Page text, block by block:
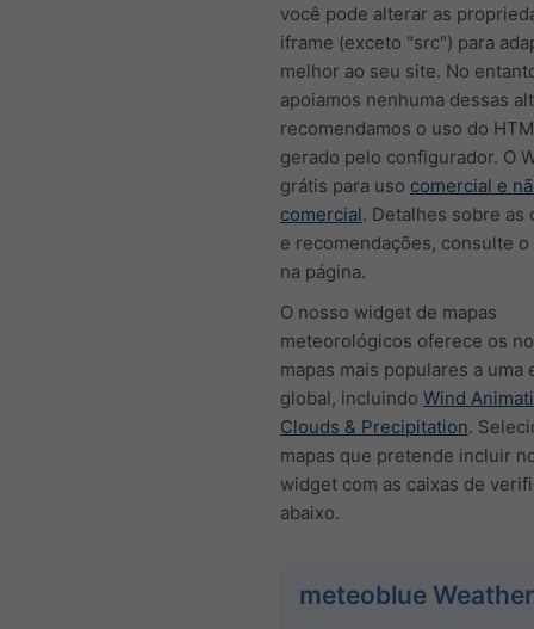
você pode alterar as
iframe (exceto "src") para
melhor ao seu site. No
apoiamos nenhuma dessas
recomendamos o uso do
gerado pelo configurador. O
grátis para uso comercial e
comercial. Detalhes sobre as
e recomendações, consulte o
na página.
O nosso widget de mapas
meteorológicos oferece os
mapas mais populares a uma
global, incluindo Wind
Clouds & Precipitation.
mapas que pretende incluir
widget com as caixas de
abaixo.
meteoblue